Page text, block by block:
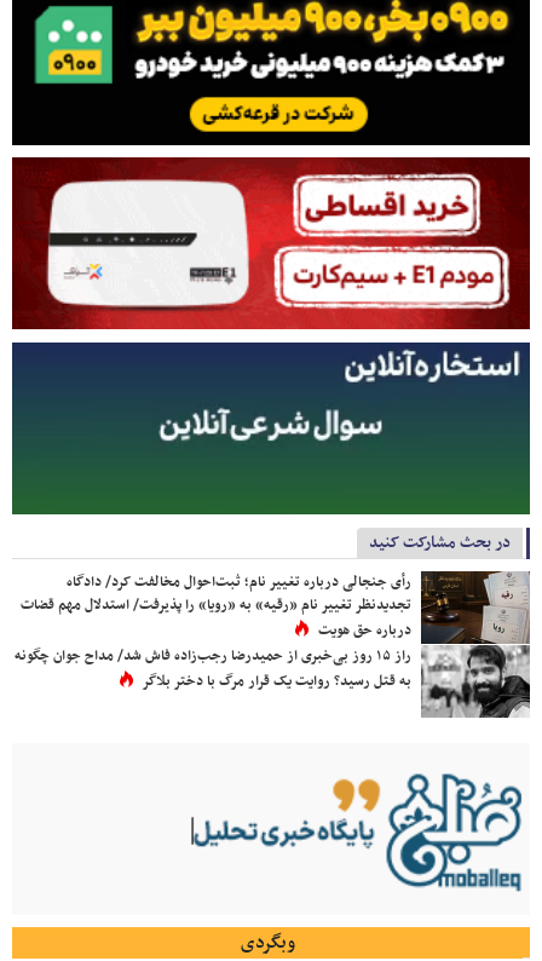
در بحث مشارکت کنید
رأی جنجالی درباره تغییر نام؛ ثبت‌احوال مخالفت کرد/ دادگاه
تجدیدنظر تغییر نام «رقیه» به «رویا» را پذیرفت/ استدلال مهم قضات
درباره حق هویت
راز ۱۵ روز بی‌خبری از حمیدرضا رجب‌زاده فاش شد/ مداح جوان چگونه
به قتل رسید؟ روایت یک قرار مرگ با دختر بلاگر
وبگردی